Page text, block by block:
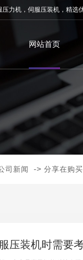
压力机 ， 伺服压装机 ，精选
网站首页
司新闻 -> 分享在购
压装机时需要